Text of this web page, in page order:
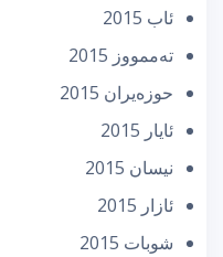
ئاب 2015
تەممووز 2015
حوزه‌یران 2015
ئایار 2015
نیسان 2015
ئازار 2015
شوبات 2015